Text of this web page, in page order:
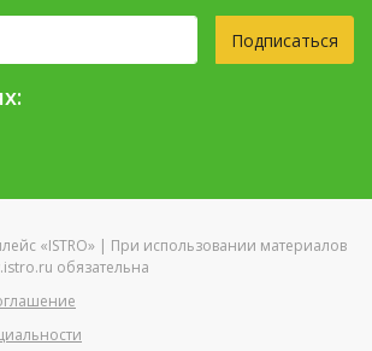
Подписаться
«ISTRO» | При использовании материалов
обязательна